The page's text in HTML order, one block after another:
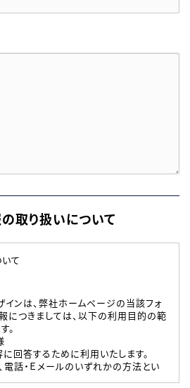
取り扱いについて
て
インは、弊社ホームページの当該フォ
につきましては、以下の利用目的の範
。
答するために利用いたします。
話・Ｅメールのいずれかの方法とい